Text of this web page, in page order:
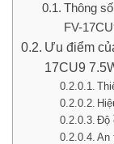
Thông
FV-
Ưu điểm
17CU9
Độ
An